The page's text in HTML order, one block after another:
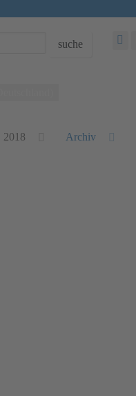
suche
2018 Archiv